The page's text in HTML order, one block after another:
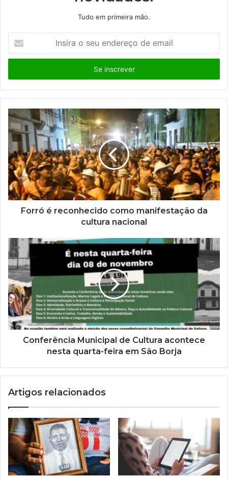
Tudo em primeira mão.
s
r
a
s
e
u
n
d
e
r
e
e
m
a
i
l
Forró é reconhecido como manifestação da
cultura nacional
Conferência Municipal de Cultura acontece
nesta quarta-feira em São Borja
Artigos relacionados